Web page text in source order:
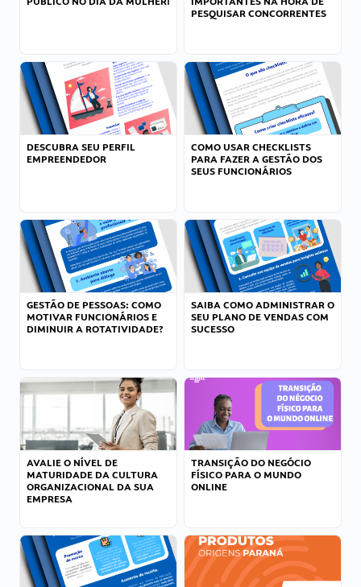
PESQUISAR CONCORRENTES
DESCUBRA SEU PERFIL
EMPREENDEDOR
COMO USAR CHECKLISTS
PARA FAZER A GESTÃO DOS
SEUS FUNCIONÁRIOS
GESTÃO DE PESSOAS: COMO
MOTIVAR FUNCIONÁRIOS E
DIMINUIR A ROTATIVIDADE?
SAIBA COMO ADMINISTRAR O
SEU PLANO DE VENDAS COM
SUCESSO
AVALIE O NÍVEL DE
MATURIDADE DA CULTURA
ORGANIZACIONAL DA SUA
EMPRESA
TRANSIÇÃO DO NEGÓCIO
FÍSICO PARA O MUNDO
ONLINE